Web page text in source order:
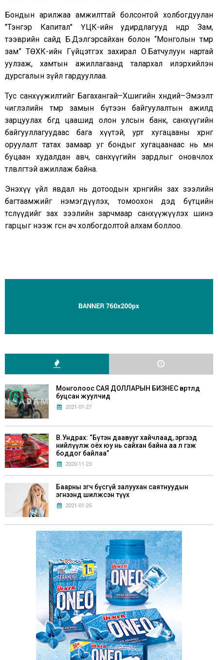
Бондын арилжаа амжилттай болсонтой холбогдуулан
"Тэнгэр Капитал" ҮЦК-ийн удирдлагууд өнөөдөр Зам,
тээврийн сайд Б.Дэлгэрсайхан болон “Монголын төмөр
зам” ТӨХК-ийн Гүйцэтгэх захирал О.Батчулуун нартай
уулзаж, хамтын ажиллагаанд талархал илэрхийлэн
дурсгалын зүйл гардууллаа.
Тус санхүүжилтийг Багахангай–Хөшигийн хөндий–Эмээлт
чиглэлийн төмөр замын бүтээн байгуулалтын ажилд
зарцуулах бөгөөд цаашид олон улсын банк, санхүүгийн
байгууллагуудаас бага хүүтэй, урт хугацааны хөрөнгө
оруулалт татах замаар уг бондыг хугацаанаас нь өмнө
буцаан худалдан авч, санхүүгийн зардлыг оновчлох
төлөвлөгөөтэй ажиллаж байна.
Энэхүү үйл явдал нь дотоодын хөрөнгийн зах зээлийн
багтаамжийг нэмэгдүүлэх, томоохон дэд бүтцийн
төслүүдийг зах зээлийн зарчмаар санхүүжүүлэх шинэ
гарцыг нээж өгсөн ач холбогдолтой алхам боллоо.
Монголоос САЯ ДОЛЛАРЫН БИЗНЕС өвөртлөөд
буцсан жуулчид
2021-01-27
В.Ундрах: “Бүтэн даавууг хайчлаад, эргээд
нийлүүлж оёх юу нь сайхан байна аа л гэж
боддог байлаа”
2020-11-23
Баарны зөөгч бүсгүй залуухан саятнуудын
эгнээнд шилжсэн түүх
2021-01-25
Г.Билгүүдэй: “Хүүхдүүддээ Монгол аман
зохиол, үлгэрүүдийг маш сайн уншуулах
хэрэгтэй”
2021-05-28
Хөл хорионы үед эрхэлж болох 6 бизнес санаа
2020-11-21
Б.Болдбаатар: “Нэг талаас хобби, нөгөө талаас
бизнес учраас жилд 50 ном унших зорилго
тавьдаг”